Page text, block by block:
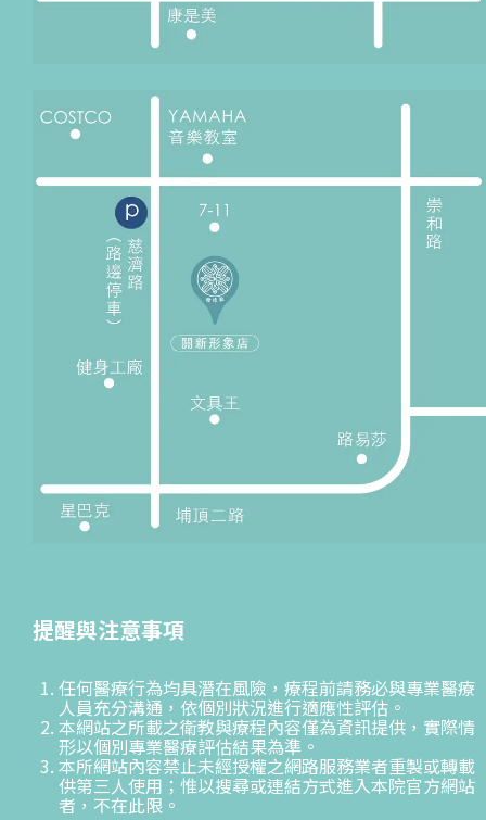
提醒與注意事項
任何醫療行為均具潛在風險，療程前請務必與專業醫療
人員充分溝通，依個別狀況進行適應性評估。
本網站之所載之衛教與療程內容僅為資訊提供，實際情
形以個別專業醫療評估結果為準。
本所網站內容禁止未經授權之網路服務業者重製或轉載
供第三人使用；惟以搜尋或連結方式進入本院官方網站
者，不在此限。